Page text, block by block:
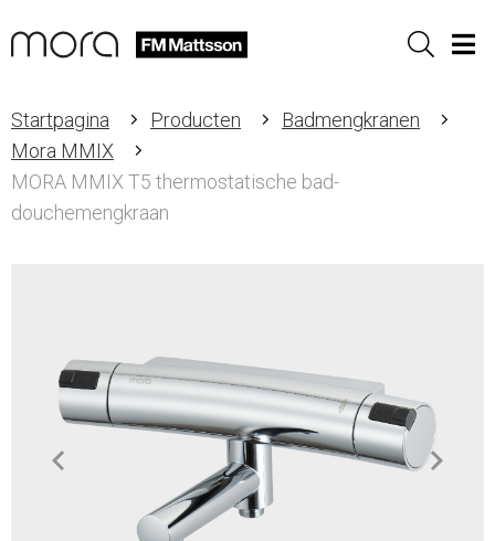
Sök
Startpagina Producten
Badmengkranen
Mora MMIX
MORA MMIX T5 thermostatische bad-
douchemengkraan